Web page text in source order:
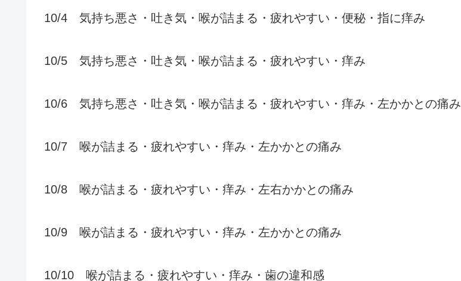
10/4 気持ち悪さ・吐き気・喉が詰まる・疲れやすい・便秘・指に痒み
10/5 気持ち悪さ・吐き気・喉が詰まる・疲れやすい・痒み
10/6 気持ち悪さ・吐き気・喉が詰まる・疲れやすい・痒み・左かかとの痛み
10/7 喉が詰まる・疲れやすい・痒み・左かかとの痛み
10/8 喉が詰まる・疲れやすい・痒み・左右かかとの痛み
10/9 喉が詰まる・疲れやすい・痒み・左かかとの痛み
10/10 喉が詰まる・疲れやすい・痒み・歯の違和感